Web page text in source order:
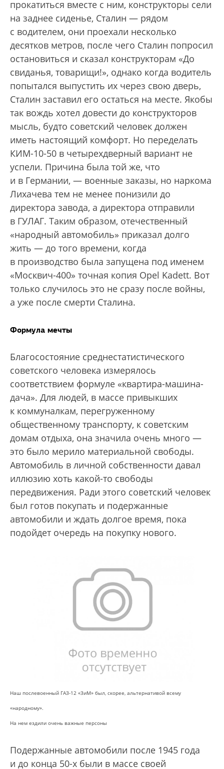
прокатиться вместе с ним, конструкторы сели
на заднее сиденье, Сталин — рядом
с водителем, они проехали несколько
десятков метров, после чего Сталин попросил
остановиться и сказал конструкторам «До
свиданья, товарищи!», однако когда водитель
попытался выпустить их через свою дверь,
Сталин заставил его остаться на месте. Якобы
так вождь хотел довести до конструкторов
мысль, будто советский человек должен
иметь настоящий комфорт. Но переделать
КИМ-10-50 в четырехдверный вариант не
успели. Причина была той же, что
и в Германии, — военные заказы, но наркома
Лихачева тем не менее понизили до
директора завода, а директора отправили
в ГУЛАГ. Таким образом, отечественный
«народный автомобиль» приказал долго
жить — до того времени, когда
в производство была запущена под именем
«Москвич-400» точная копия Opel Kadett. Вот
только случилось это не сразу после войны,
а уже после смерти Сталина.
Формула мечты
Благосостояние среднестатистического
советского человека измерялось
соответствием формуле «квартира-машина-
дача». Для людей, в массе привыкших
к коммуналкам, перегруженному
общественному транспорту, к советским
домам отдыха, она значила очень много —
это было мерило материальной свободы.
Автомобиль в личной собственности давал
иллюзию хоть какой-то свободы
передвижения. Ради этого советский человек
был готов покупать и подержанные
автомобили и ждать долгое время, пока
подойдет очередь на покупку нового.
Наш послевоенный ГАЗ-12 «ЗиМ» был, скорее, альтернативой всему
«народному».
На нем ездили очень важные персоны
Подержанные автомобили после 1945 года
и до конца 50-х были в массе своей